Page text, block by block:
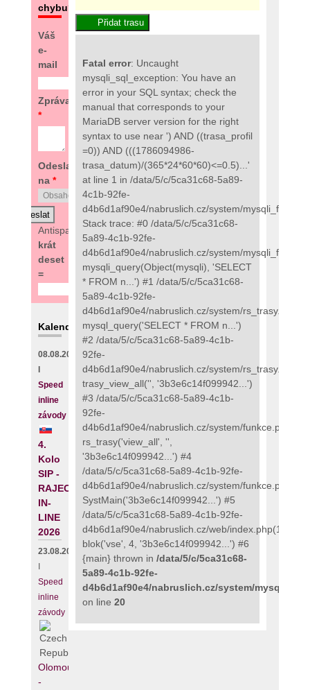
chybu?
Váš
e-
mail
Zpráva
*
Odeslat
na *
Antispam:
3
krát
deset
=
Kalendář
08.08.2026
Speed
inline
závody
4.
Kolo
SIP -
RAJECKÝ
IN-
LINE
2026
23.08.2026
Speed
inline
závody
Olomouc
-
Fatal error: Uncaught
mysqli_sql_exception: You have an
error in your SQL syntax; check the
manual that corresponds to your
MariaDB server version for the right
syntax to use near ') AND ((trasa_profil
=0)) AND (((1786094986-
trasa_datum)/(365*24*60*60)<=0.5)...'
at line 1 in /data/5/c/5ca31c68-5a89-
4c1b-92fe-
d4b6d1af90e4/nabruslich.cz/system/
Stack trace: #0 /data/5/c/5ca31c68-
5a89-4c1b-92fe-
d4b6d1af90e4/nabruslich.cz/system/
mysqli_query(Object(mysqli), 'SELECT
* FROM n...') #1 /data/5/c/5ca31c68-
5a89-4c1b-92fe-
d4b6d1af90e4/nabruslich.cz/system/
mysql_query('SELECT * FROM n...')
#2 /data/5/c/5ca31c68-5a89-4c1b-
92fe-
d4b6d1af90e4/nabruslich.cz/system/
trasy_view_all('', '3b3e6c14f099942...')
#3 /data/5/c/5ca31c68-5a89-4c1b-
92fe-
d4b6d1af90e4/nabruslich.cz/system/
rs_trasy('view_all', '',
'3b3e6c14f099942...') #4
/data/5/c/5ca31c68-5a89-4c1b-92fe-
d4b6d1af90e4/nabruslich.cz/system/
SystMain('3b3e6c14f099942...') #5
/data/5/c/5ca31c68-5a89-4c1b-92fe-
d4b6d1af90e4/nabruslich.cz/web/index.php(111):
blok('vse', 4, '3b3e6c14f099942...') #6
{main} thrown in /data/5/c/5ca31c68-
5a89-4c1b-92fe-
d4b6d1af90e4/nabruslich.cz/system/
on line 20